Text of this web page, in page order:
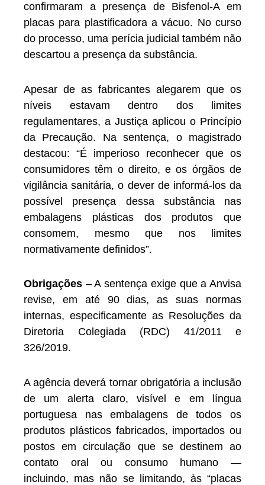
confirmaram a presença de Bisfenol-A em
placas para plastificadora a vácuo. No curso
do processo, uma perícia judicial também não
descartou a presença da substância.
Apesar de as fabricantes alegarem que os
níveis estavam dentro dos limites
regulamentares, a Justiça aplicou o Princípio
da Precaução. Na sentença, o magistrado
destacou: “É imperioso reconhecer que os
consumidores têm o direito, e os órgãos de
vigilância sanitária, o dever de informá-los da
possível presença dessa substância nas
embalagens plásticas dos produtos que
consomem, mesmo que nos limites
normativamente definidos”.
Obrigações – A sentença exige que a Anvisa
revise, em até 90 dias, as suas normas
internas, especificamente as Resoluções da
Diretoria Colegiada (RDC) 41/2011 e
326/2019.
A agência deverá tornar obrigatória a inclusão
de um alerta claro, visível e em língua
portuguesa nas embalagens de todos os
produtos plásticos fabricados, importados ou
postos em circulação que se destinem ao
contato oral ou consumo humano —
incluindo, mas não se limitando, às “placas